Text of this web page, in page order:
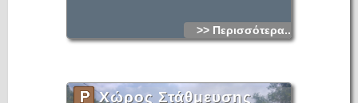
>> Περισσότερα...
Χώρος Στάθμευσης